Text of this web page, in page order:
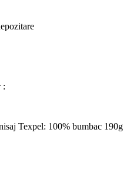
:
Texpel: 100% bumbac 190g